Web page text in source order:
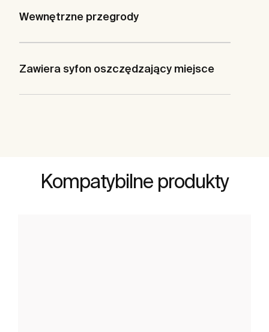
Wewnętrzne przegrody
Zawiera syfon oszczędzający miejsce
Kompatybilne produkty